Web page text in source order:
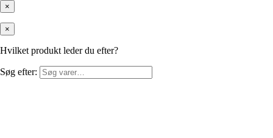
×
×
Hvilket produkt leder du efter?
Søg efter: